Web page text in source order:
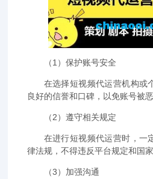
（1）保护账号安全
在选择短视频代运营机构或
良好的信誉和口碑，以免账号被
（2）遵守相关规定
在进行短视频代运营时，一
律法规，不得违反平台规定和国家
（3）加强沟通